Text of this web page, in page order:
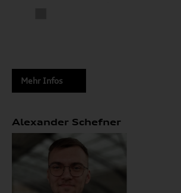
Mehr Infos
Alexander Schefner